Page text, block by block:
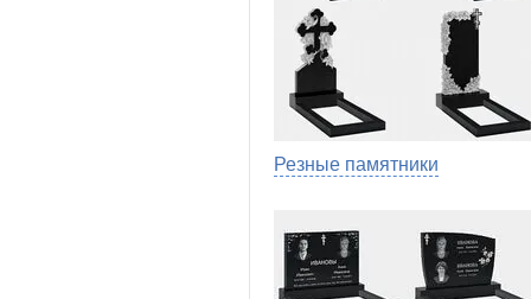
Резные памятники